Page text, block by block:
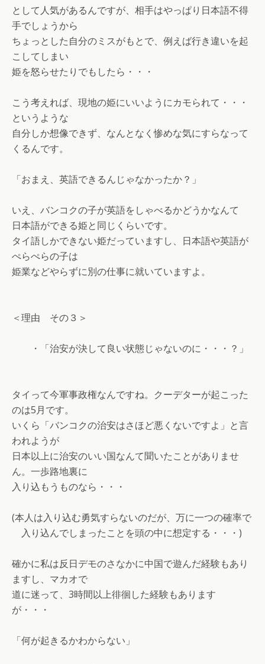
として人気があるんですが、相手はやっぱり日本語不得
手でしょうから
ちょっとした自分のミスがもとで、例えば行き違いを起
こしてしまい
姫を怒らせたりでもしたら・・・
こう考えれば、現地の姫にいいようにカモられて・・・
というような
自分しか想像できず、なんとなく惨めな気にすらなって
くるんです。
「おまえ、英語できるんじゃなかったか？」
いえ、バンコクの子が英語をしゃべるかどうかなんて
日本語ができる姫と同じくらいです。
タイ語しかできない姫だっていますし、日本語や英語が
ぺらぺらの子は
姫業などやらずに別の仕事に就いていますよ。
＜理由 その３＞
・「治安が決して良い状態じゃないのに・・・？」
タイって今軍事政権なんですね。クーデターが起こった
のは5月です。
いくら「バンコクの治安はさほど悪くないですよ」と言
われようが
日本以上に治安のいい国なんて聞いたことがありませ
ん。一歩路地裏に
入り込もうものなら・・・
(本人は入り込む勇気すらないのだが、万に一つの確率で
入り込んでしまったことを頭の中に想定する・・・)
確かに私は反日デモのさなかに中国で遊んだ経験もあり
ますし、マカオで
道に迷って、3時間以上徘徊した経験もあります
が・・・
「何が起きるかわからない」